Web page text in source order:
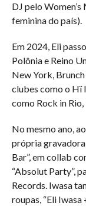
DJ pelo
feminina do país).
Em 2024, Eli
Polônia e Reino
New York,
clubes como o Hï
como Rock in
No mesmo ano,
própria
Bar”, em collab
“Absolut Party”,
Records. Iwasa
roupas, “Eli